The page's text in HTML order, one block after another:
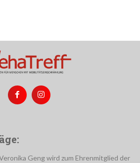
Geng wird zum Ehrenmitglied der